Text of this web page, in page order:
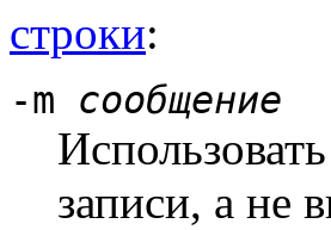
строки:
-m сообщение
Использовать
записи, а не